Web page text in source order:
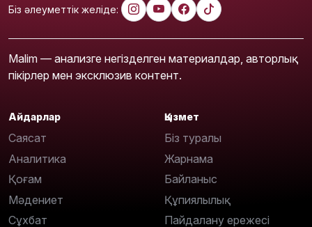
Біз әлеуметтік желіде:
Malim — анализге негізделген материалдар, авторлық
пікірлер мен эксклюзив контент.
Айдарлар
Саясат
Аналитика
Қоғам
Мәдениет
Сұхбат
Қызмет
Біз туралы
Жарнама
Байланыс
Құпиялылық
Пайдалану ережесі